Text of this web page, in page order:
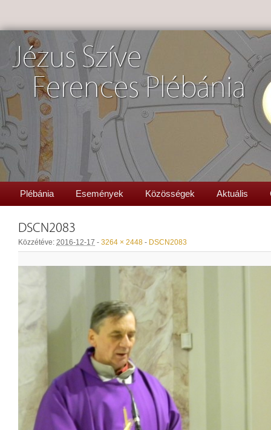
Jézus Szíve
Ferences Plébánia
Plébánia Események Közösségek Aktuális
DSCN2083
Közzétéve: 2016-12-17 - 3264 × 2448 - DSCN2083